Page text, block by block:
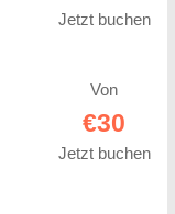
Jetzt buchen
Von
€30
Jetzt buchen